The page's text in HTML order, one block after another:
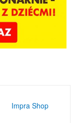
Impra Shop